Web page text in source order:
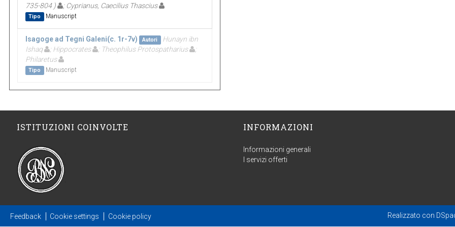
735-804 )
; Cyprianus, Caecilius Thascius
Tipo Manuscript
Isagoge ad Tegni Galeni(c. 1r-7v) Autori
Hunayn ibn
Ishaq
; Hippocrates ; Theophilus Protospatharius
;
Philaretus
Tipo Manuscript
ISTITUZIONI COINVOLTE INFORMAZIONI
Informazioni generali
I servizi offerti
Feedback Cookie settings Cookie policy Realizzato con